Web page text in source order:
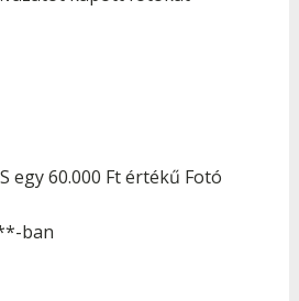
egy 60.000 Ft értékű Fotó
ban